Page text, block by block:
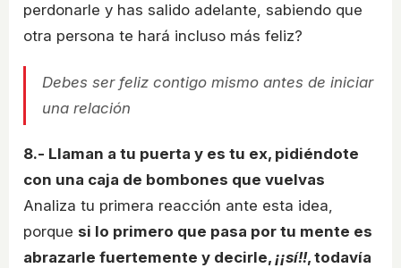
perdonarle y has salido adelante, sabiendo que
otra persona te hará incluso más feliz?
Debes ser feliz contigo mismo antes de iniciar
una relación
8.- Llaman a tu puerta y es tu ex, pidiéndote
con una caja de bombones que vuelvas
Analiza tu primera reacción ante esta idea,
porque si lo primero que pasa por tu mente es
abrazarle fuertemente y decirle, ¡¡sí!!, todavía